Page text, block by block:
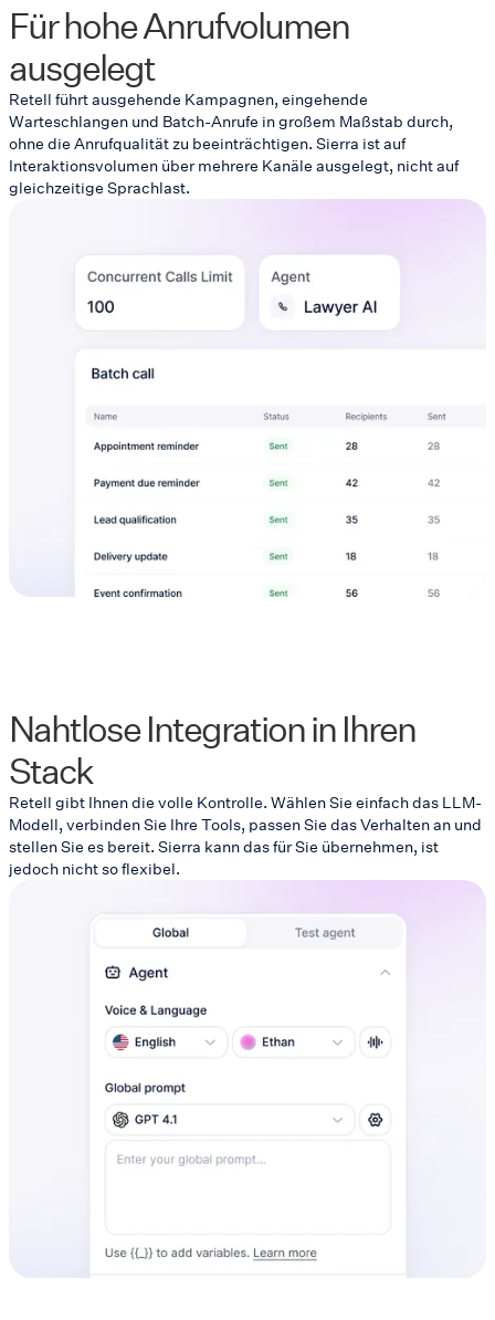
Für hohe Anrufvolumen
ausgelegt
Retell führt ausgehende Kampagnen, eingehende
Warteschlangen und Batch-Anrufe in großem Maßstab durch,
ohne die Anrufqualität zu beeinträchtigen. Sierra ist auf
Interaktionsvolumen über mehrere Kanäle ausgelegt, nicht auf
gleichzeitige Sprachlast.
Nahtlose Integration in Ihren
Stack
Retell gibt Ihnen die volle Kontrolle. Wählen Sie einfach das LLM-
Modell, verbinden Sie Ihre Tools, passen Sie das Verhalten an und
stellen Sie es bereit. Sierra kann das für Sie übernehmen, ist
jedoch nicht so flexibel.